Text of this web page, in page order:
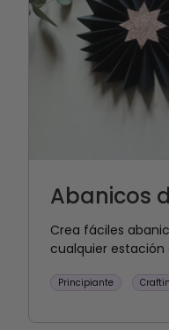
Abanicos
Crea fáciles
cualquier
Principiante